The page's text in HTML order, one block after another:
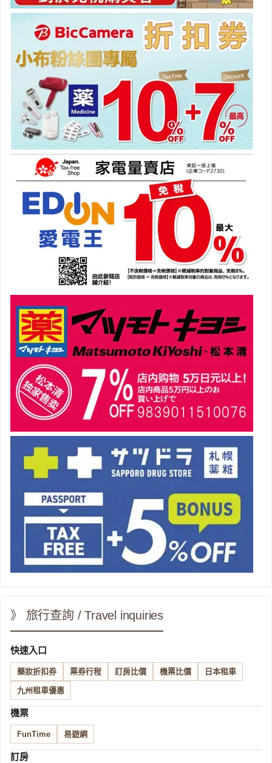
》 旅行查詢 / Travel inquiries
快速入口
藥妝折扣券 票券行程 訂房比價 機票比價 日本租車
九州租車優惠
機票
FunTime 易遊網
訂房